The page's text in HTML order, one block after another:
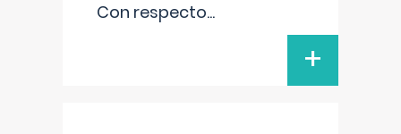
Con respecto...
+